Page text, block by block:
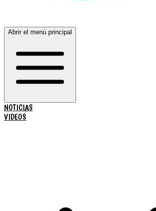
Abrir el menú principal
NOTICIAS
VIDEOS